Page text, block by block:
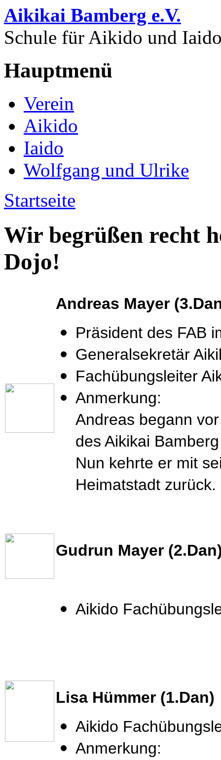
Direkt zum Inhalt
Aikikai Bamberg e.V.
Schule für Aikido und
Hauptmenü
Verein
Aikido
Iaido
Wolfgang und Ulrike
Sie sind hier
Startseite
Wir begrüßen recht
Dojo!
Andreas Mayer
Präsident des FAB
Generalsekretär
Fachübungsleiter
Anmerkung:
Andreas begann
des Aikikai
Nun kehrte er mit
Heimatstadt zurück.
Gudrun Mayer
Aikido
Lisa Hümmer (1.Dan)
Aikido
Anmerkung: